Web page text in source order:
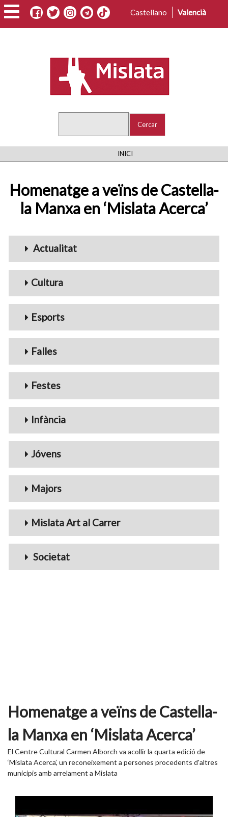
Vés
al
contingut
Castellano Valencià
FIL
INICI
Homenatge a veïns de Castella-
la Manxa en ‘Mislata Acerca’
Menu_Videos
Actualitat
Cultura
Esports
Falles
Festes
Infància
Jóvens
Majors
Mislata Art al Carrer
Societat
Homenatge a veïns de Castella-
la Manxa en ‘Mislata Acerca’
El Centre Cultural Carmen Alborch va acollir la quarta edició de
‘Mislata Acerca’, un reconeixement a persones procedents d'altres
municipis amb arrelament a Mislata